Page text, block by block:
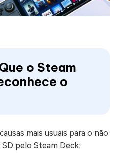
o Steam
o
mais usuais para o não
pelo Steam Deck: